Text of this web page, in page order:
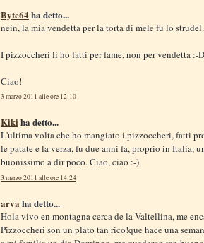
Byte64ha detto...
nein, la mia vendetta per la torta di mele fu lo strudel.
I pizzoccheri li ho fatti per fame, non per vendetta :-D
Ciao!
3 marzo 2011 alle ore 12:10
Kiki ha detto...
L'ultima volta che ho mangiato i pizzoccheri, fatti
le patate e la verza, fu due anni fa, proprio in Italia,
buonissimo a dir poco. Ciao, ciao :-)
3 marzo 2011 alle ore 14:24
arva ha detto...
Hola vivo en montagna cerca de la Valtellina, me
Pizzoccheri son un plato tan rico!que hace una